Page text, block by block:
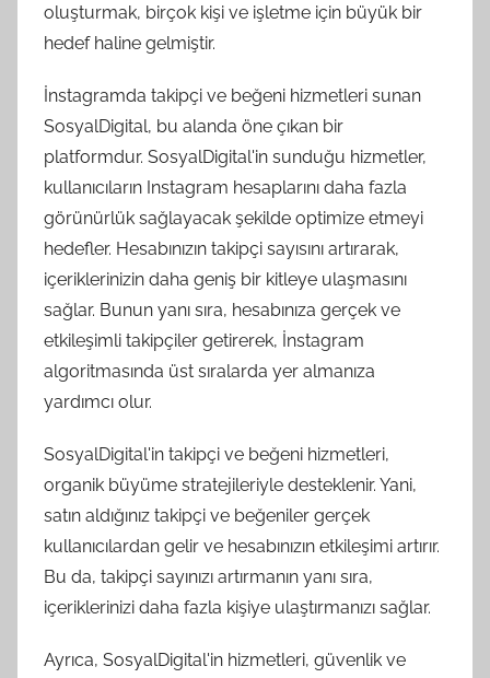
oluşturmak, birçok kişi ve işletme için büyük bir
hedef haline gelmiştir.
İnstagramda takipçi ve beğeni hizmetleri sunan
SosyalDigital, bu alanda öne çıkan bir
platformdur. SosyalDigital'in sunduğu hizmetler,
kullanıcıların Instagram hesaplarını daha fazla
görünürlük sağlayacak şekilde optimize etmeyi
hedefler. Hesabınızın takipçi sayısını artırarak,
içeriklerinizin daha geniş bir kitleye ulaşmasını
sağlar. Bunun yanı sıra, hesabınıza gerçek ve
etkileşimli takipçiler getirerek, İnstagram
algoritmasında üst sıralarda yer almanıza
yardımcı olur.
SosyalDigital'in takipçi ve beğeni hizmetleri,
organik büyüme stratejileriyle desteklenir. Yani,
satın aldığınız takipçi ve beğeniler gerçek
kullanıcılardan gelir ve hesabınızın etkileşimi artırır.
Bu da, takipçi sayınızı artırmanın yanı sıra,
içeriklerinizi daha fazla kişiye ulaştırmanızı sağlar.
Ayrıca, SosyalDigital'in hizmetleri, güvenlik ve